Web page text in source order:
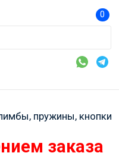
0
пружины, кнопки